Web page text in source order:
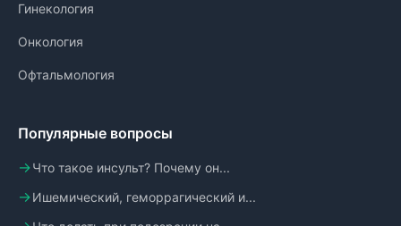
Гинекология
Онкология
Офтальмология
Популярные вопросы
Что такое инсульт? Почему он...
Ишемический, геморрагический и...